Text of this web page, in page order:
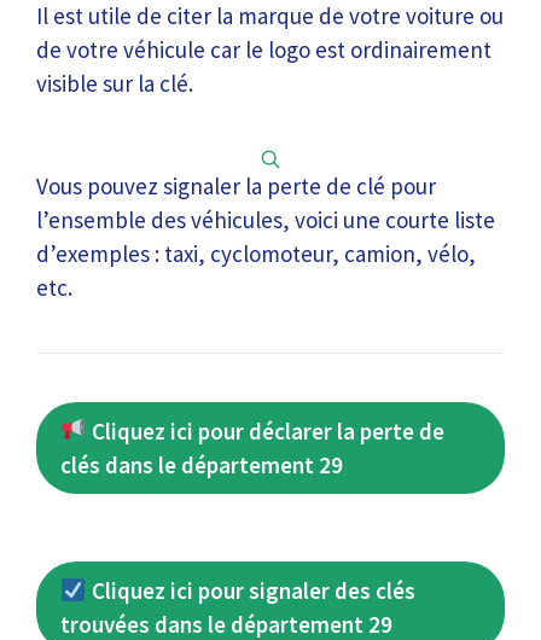
Il est utile de citer la marque de votre voiture ou
de votre véhicule car le logo est ordinairement
visible sur la clé.
Vous pouvez signaler la perte de clé pour
l’ensemble des véhicules, voici une courte liste
d’exemples : taxi, cyclomoteur, camion, vélo,
etc.
Cliquez ici pour déclarer la perte de
clés dans le département 29
Cliquez ici pour signaler des clés
trouvées dans le département 29